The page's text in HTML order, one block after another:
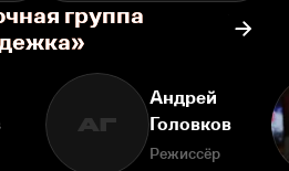
группа
АГ
Андрей
Головков
Режиссёр